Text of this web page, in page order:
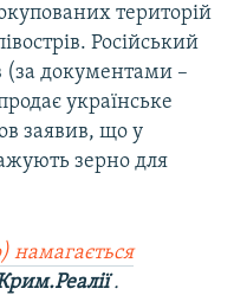
територій
Російський
(за документами –
українське
заявив, що у
зерно для
намагається
.